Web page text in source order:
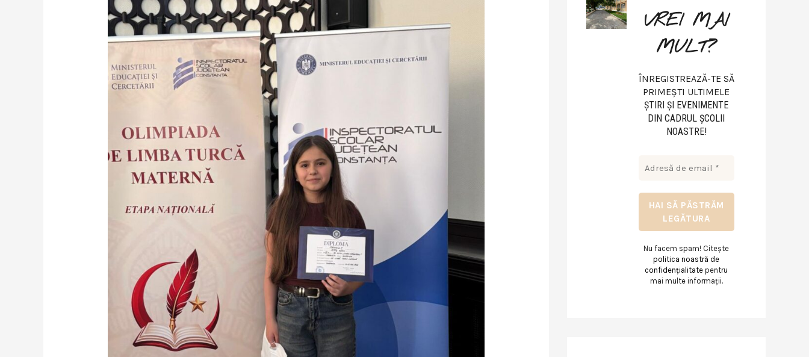
limba
maternă!
VREI MAI
MULT?
ÎNREGISTREAZĂ-TE SĂ
PRIMEȘTI ULTIMELE
ŞTIRI ŞI EVENIMENTE
DIN CADRUL ŞCOLII
NOASTRE!
Nu facem spam! Citește
politica noastră de
confidențialitate pentru
mai multe informații.